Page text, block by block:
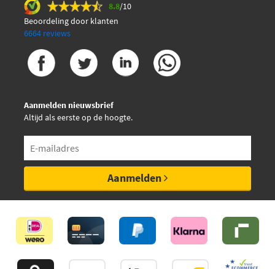
8.8/10
Beoordeling door klanten
6664 reviews
Aanmelden nieuwsbrief
Altijd als eerste op de hoogte.
Aanmelden